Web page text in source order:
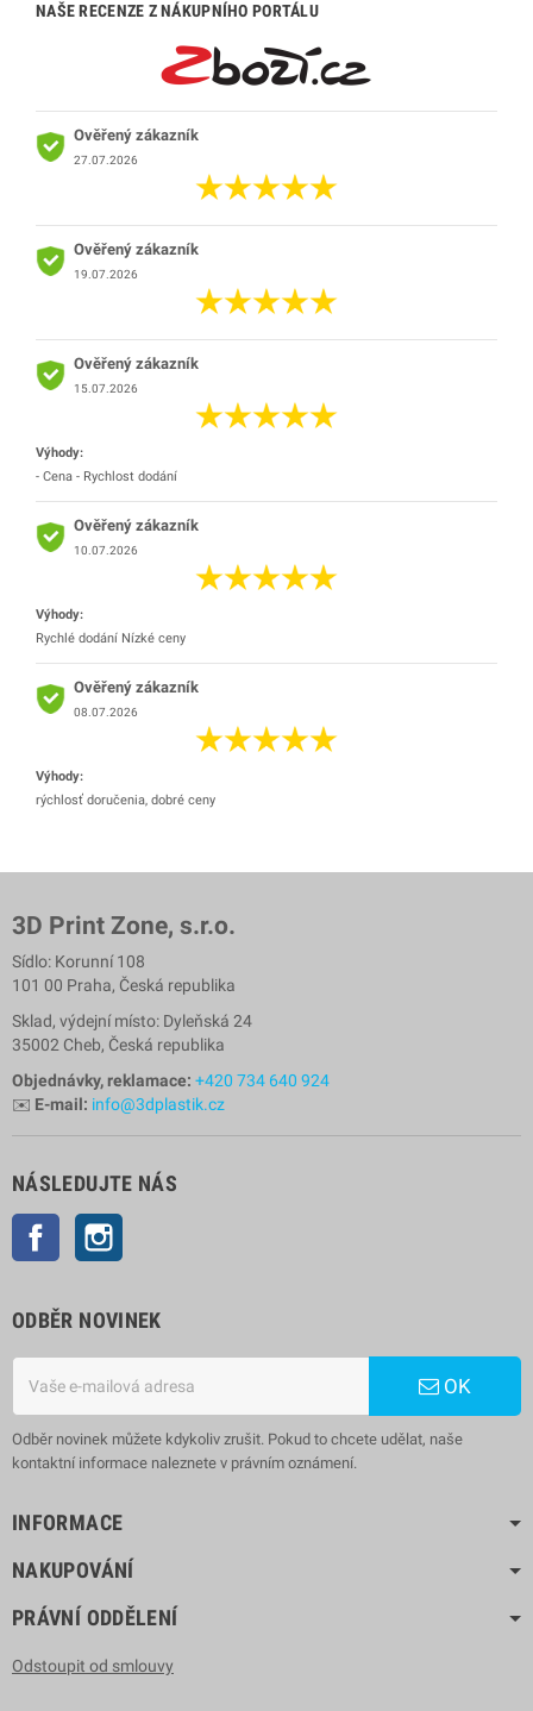
NAŠE RECENZE Z NÁKUPNÍHO PORTÁLU
Ověřený zákazník
27.07.2026
Ověřený zákazník
19.07.2026
Ověřený zákazník
15.07.2026
Výhody:
- Cena - Rychlost dodání
Ověřený zákazník
10.07.2026
Výhody:
Rychlé dodání Nízké ceny
Ověřený zákazník
08.07.2026
Výhody:
rýchlosť doručenia, dobré ceny
3D Print Zone, s.r.o.
Sídlo: Korunní 108
101 00 Praha, Česká republika
Sklad, výdejní místo: Dyleňská 24
35002 Cheb, Česká republika
Objednávky, reklamace: +420 734 640 924
✉️ E-mail: info@3dplastik.cz
NÁSLEDUJTE NÁS
Facebook
ODBĚR NOVINEK
OK
Odběr novinek můžete kdykoliv zrušit. Pokud to chcete udělat, naše
kontaktní informace naleznete v právním oznámení.
INFORMACE
NAKUPOVÁNÍ
PRÁVNÍ ODDĚLENÍ
Odstoupit od smlouvy